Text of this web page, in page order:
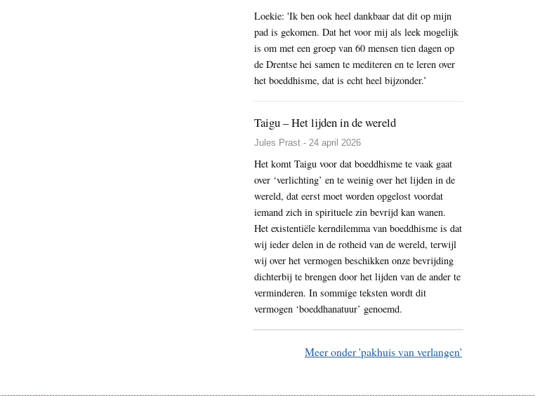
Loekie: 'Ik ben ook heel dankbaar dat dit op mijn
pad is gekomen. Dat het voor mij als leek mogelijk
is om met een groep van 60 mensen tien dagen op
de Drentse hei samen te mediteren en te leren over
het boeddhisme, dat is echt heel bijzonder.’
Taigu – Het lijden in de wereld
Jules Prast - 24 april 2026
Het komt Taigu voor dat boeddhisme te vaak gaat
over ‘verlichting’ en te weinig over het lijden in de
wereld, dat eerst moet worden opgelost voordat
iemand zich in spirituele zin bevrijd kan wanen.
Het existentiële kerndilemma van boeddhisme is dat
wij ieder delen in de rotheid van de wereld, terwijl
wij over het vermogen beschikken onze bevrijding
dichterbij te brengen door het lijden van de ander te
verminderen. In sommige teksten wordt dit
vermogen ‘boeddhanatuur’ genoemd.
Meer onder 'pakhuis van verlangen'